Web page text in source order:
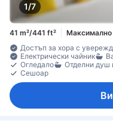
1/7
41 m²/441 ft² Максимално
Достъп за хора с
Електрически чайник
Огледало
Отделни душ
Сешоар